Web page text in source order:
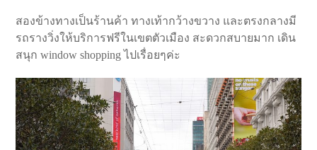
สองข้างทางเป็นร้านค้า ทางเท้ากว้างขวาง และตรงกลางมี
รถรางวิ่งให้บริการฟรีในเขตตัวเมือง สะดวกสบายมาก เดิน
สนุก window shopping ไปเรื่อยๆค่ะ